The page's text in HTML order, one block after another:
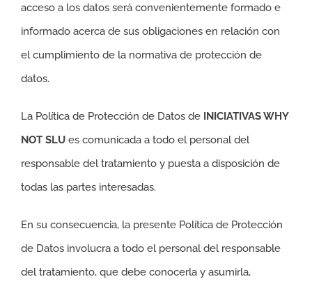
acceso a los datos será convenientemente formado e
informado acerca de sus obligaciones en relación con
el cumplimiento de la normativa de protección de
datos.
La Política de Protección de Datos de INICIATIVAS WHY
NOT SLU es comunicada a todo el personal del
responsable del tratamiento y puesta a disposición de
todas las partes interesadas.
En su consecuencia, la presente Política de Protección
de Datos involucra a todo el personal del responsable
del tratamiento, que debe conocerla y asumirla,